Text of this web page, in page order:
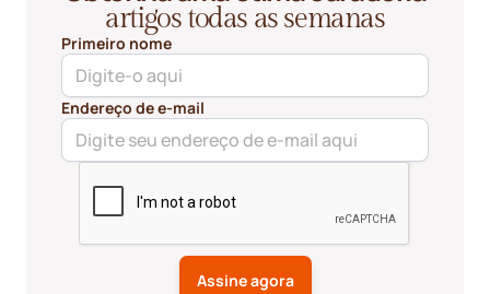
artigos todas as semanas
Primeiro nome
Endereço de e-mail